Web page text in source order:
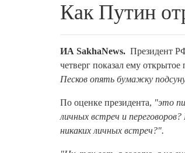
Как Путин
ИА SakhaNews. Президент
четверг показал ему
Песков опять бумажку
По оценке президента, "это
личных встреч и
никаких личных встреч?".